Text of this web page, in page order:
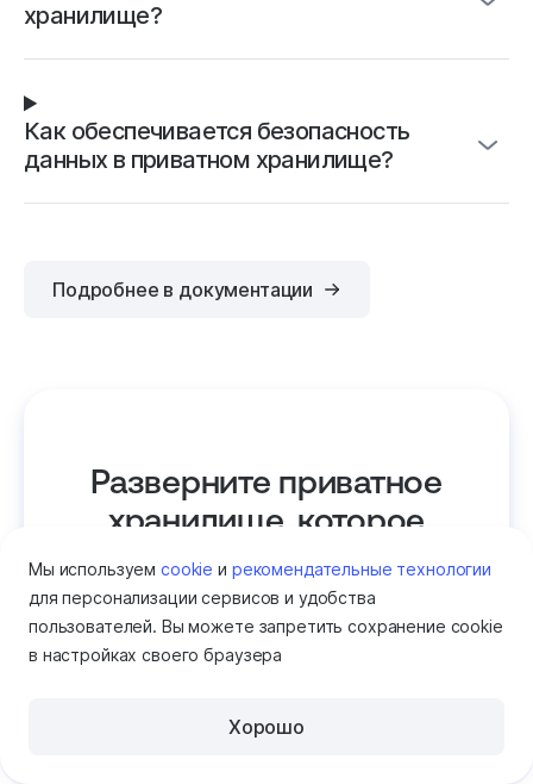
хранилище?
Как обеспечивается безопасность
данных в приватном хранилище?
Подробнее в документации
Разверните приватное
хранилище, которое
соответствует вашим
требованиям
Обсудить проект
Мы используемcookie и рекомендательные технологии
для персонализации сервисов и удобства
пользователей. Вы можете запретить сохранение cookie
в настройках своего браузера
Хорошо